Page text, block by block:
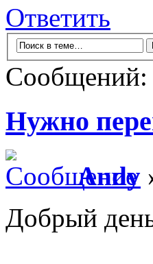
Ответить
Сообщений:
Нужно
Andy
Добрый